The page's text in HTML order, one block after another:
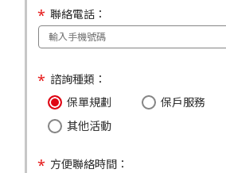
聯絡電話：
諮詢種類：
保單規劃
保戶服務
其他活動
方便聯絡時間：